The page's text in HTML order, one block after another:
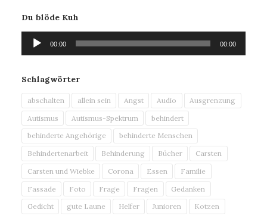
Du blöde Kuh
Audio-
Player
00:00 00:00
Schlagwörter
abschalten allein sein Angst Audio
Ausgrenzung
Autismus
Autismus-Spektrum
behindert
behinderte Angehörige
behinderte Menschen
Behindertenarbeit
Behinderung Bücher
Carsten
Carsten und Wiebke
Corona Essen
Familie
Fassade
Foto Frage Fragen
Gedanken
Gedicht
gute Laune Helfer Junioren Kotzen